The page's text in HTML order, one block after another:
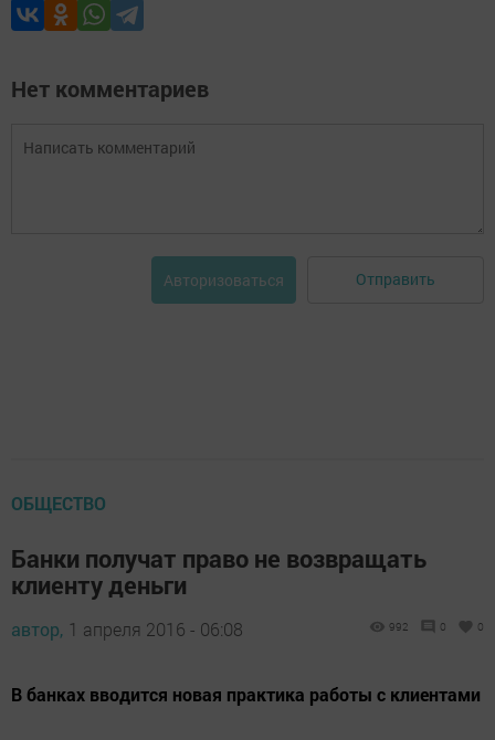
Нет комментариев
Авторизоваться Отправить
ОБЩЕСТВО
Банки получат право не возвращать
клиенту деньги
автор, 1 апреля 2016 - 06:08 992 0 0
В банках вводится новая практика работы с клиентами